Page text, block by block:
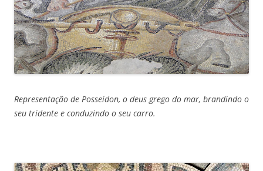
Representação de Posseidon, o deus grego do mar, brandindo o
seu tridente e conduzindo o seu carro.